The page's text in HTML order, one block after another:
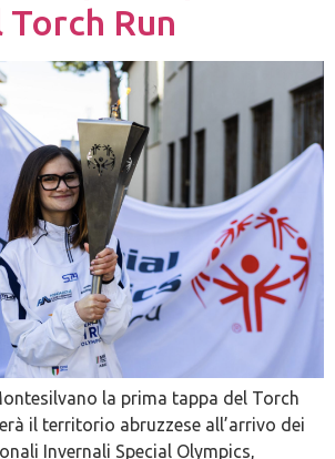
Run
la prima tappa del Torch
il territorio abruzzese all’arrivo dei
Invernali Special Olympics,